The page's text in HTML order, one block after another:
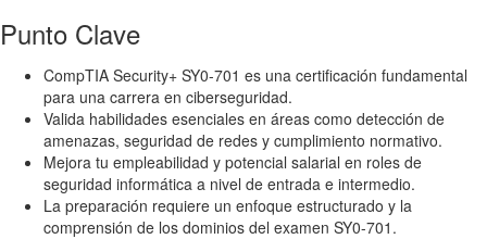
Punto Clave
CompTIA Security+ SY0-701 es una certificación fundamental
para una carrera en ciberseguridad.
Valida habilidades esenciales en áreas como detección de
amenazas, seguridad de redes y cumplimiento normativo.
Mejora tu empleabilidad y potencial salarial en roles de
seguridad informática a nivel de entrada e intermedio.
La preparación requiere un enfoque estructurado y la
comprensión de los dominios del examen SY0-701.